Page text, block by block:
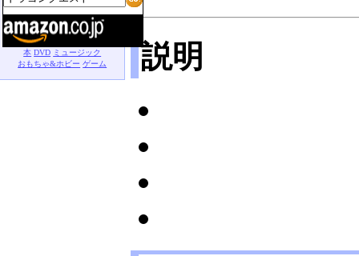
説明
本 DVD ミュージック
おもちゃ&ホビー ゲーム